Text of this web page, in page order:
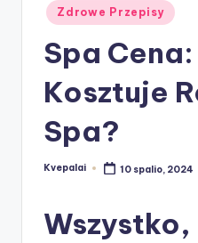
Posted
in
Zdrowe Przepisy
Spa
Kosztuje
Spa?
Posted
Kvepalai 10 spalio, 2024
Wszystko,